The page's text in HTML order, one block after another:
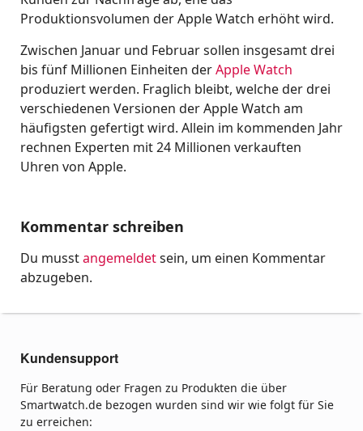
Produktionsvolumen der Apple Watch erhöht wird.
Zwischen Januar und Februar sollen insgesamt drei
bis fünf Millionen Einheiten derApple Watch
produziert werden. Fraglich bleibt, welche der drei
verschiedenen Versionen der Apple Watch am
häufigsten gefertigt wird. Allein im kommenden Jahr
rechnen Experten mit 24 Millionen verkauften
Uhren von Apple.
Kommentar schreiben
Du musstangemeldetsein, um einen Kommentar
abzugeben.
Kundensupport
Für Beratung oder Fragen zu Produkten die über
Smartwatch.de bezogen wurden sind wir wie folgt für Sie
zu erreichen: